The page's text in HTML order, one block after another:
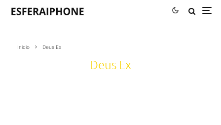
Inicio Deus Ex
Deus Ex